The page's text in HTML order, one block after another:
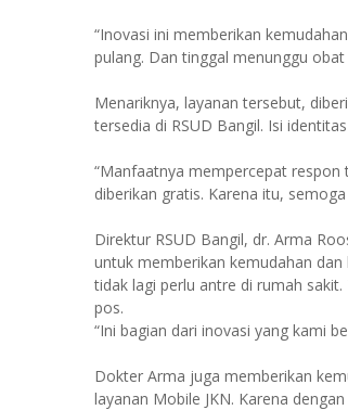
“Inovasi ini memberikan
pulang. Dan tinggal menunggu
Menariknya, layanan tersebut,
tersedia di RSUD Bangil. Isi
“Manfaatnya mempercepat respon
diberikan gratis. Karena itu,
Direktur RSUD Bangil, dr. Arma
untuk memberikan kemudahan
tidak lagi perlu antre di rumah
pos.
“Ini bagian dari inovasi yang kami
Dokter Arma juga memberikan
layanan Mobile JKN. Karena